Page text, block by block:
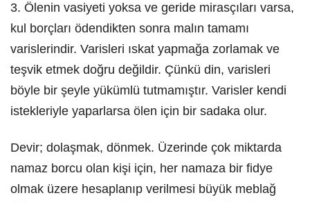
3. Ölenin vasiyeti yoksa ve geride mirasçıları varsa,
kul borçları ödendikten sonra malın tamamı
varislerindir. Varisleri ıskat yapmağa zorlamak ve
teşvik etmek doğru değildir. Çünkü din, varisleri
böyle bir şeyle yükümlü tutmamıştır. Varisler kendi
istekleriyle yaparlarsa ölen için bir sadaka olur.
Devir; dolaşmak, dönmek. Üzerinde çok miktarda
namaz borcu olan kişi için, her namaza bir fidye
olmak üzere hesaplanıp verilmesi büyük meblağ